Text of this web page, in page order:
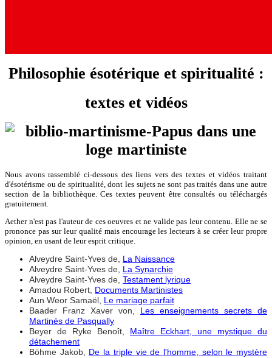
Philosophie ésotérique et spiritualité :
textes et vidéos
Nous avons rassemblé ci-dessous des liens vers des textes et vidéos traitant
d'ésotérisme ou de spiritualité, dont les sujets ne sont pas traités dans une autre
section de la bibliothèque. Ces textes peuvent être consultés ou téléchargés
gratuitement.
Aether n'est pas l'auteur de ces oeuvres et ne valide pas leur contenu. Elle ne se
prononce pas sur leur qualité mais encourage les lecteurs à se créer leur propre
opinion, en usant de leur esprit critique.
Alveydre Saint-Yves de, La Naissance
Alveydre Saint-Yves de, La Synarchie
Alveydre Saint-Yves de, Testament lyrique
Amadou Robert, Documents Martinistes
Aun Weor Samaël, Le mariage parfait
Baader Franz Xaver von, Les enseignements secrets de
Martinés de Pasqually
Beyer de Ryke Benoît, Maître Eckhart, une mystique du
détachement
Böhme Jakob, De la triple vie de l'homme, selon le mystère